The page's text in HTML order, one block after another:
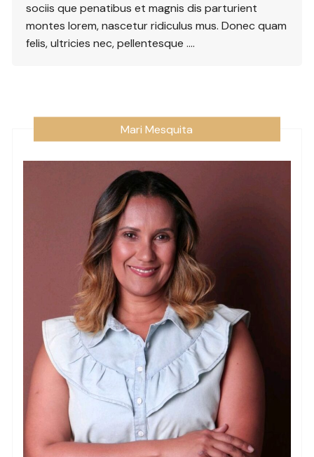
sociis que penatibus et magnis dis parturient
montes lorem, nascetur ridiculus mus. Donec quam
felis, ultricies nec, pellentesque ….
Mari Mesquita